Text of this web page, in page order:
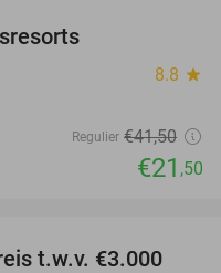
8.8 star
Regulier €41,50
€21 ,50
t.w.v. €3.000